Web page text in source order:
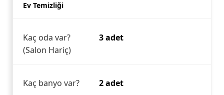
Ev Temizliği
Kaç oda var?
(Salon Hariç)
3 adet
Kaç banyo var? 2 adet